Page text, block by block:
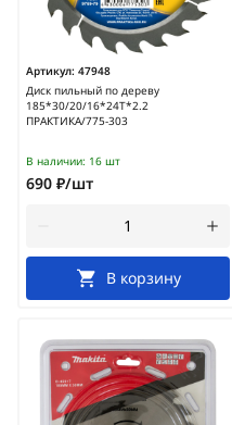
Артикул: 47948
Диск пильный по дереву
185*30/20/16*24Т*2.2
ПРАКТИКА/775-303
В наличии: 16 шт
690 ₽/шт
В корзину